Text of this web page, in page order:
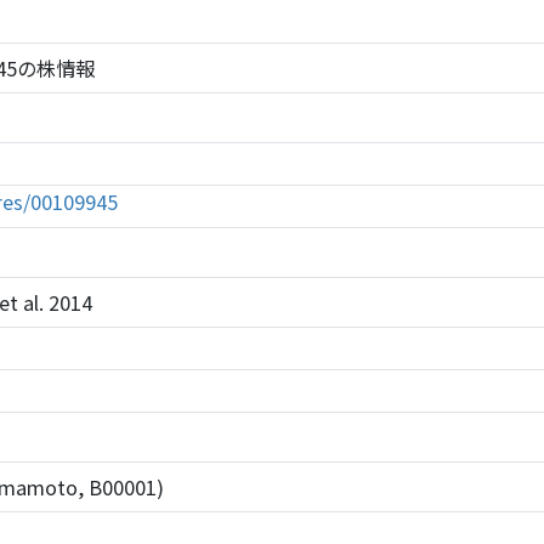
の株情報
00109945
al. 2014
B00001)